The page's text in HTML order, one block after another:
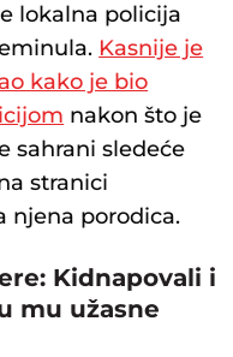
lokalna policija
Kasnije je
kako je bio
nakon što je
sahrani sledeće
stranici
njena porodica.
Kidnapovali i
mu užasne